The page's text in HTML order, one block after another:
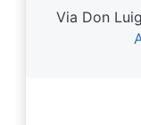
Via Don